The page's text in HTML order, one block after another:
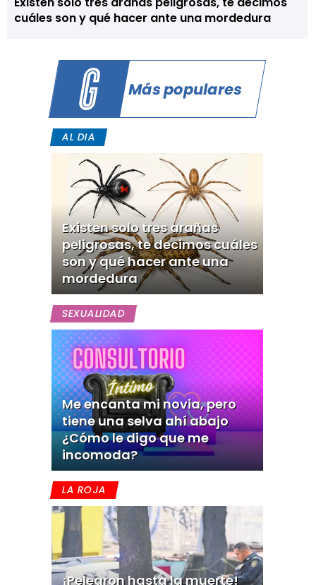
cuáles son y qué hacer ante una mordedura
Más populares
AL DIA
Existen solo tres arañas
peligrosas, te decimos cuáles
son y qué hacer ante una
mordedura
SEXUALIDAD
Me encanta mi novia, pero
tiene una selva ahí abajo
¿Cómo le digo que me
incomoda?
LA ROJA
¡Pelearon hasta la muerte!